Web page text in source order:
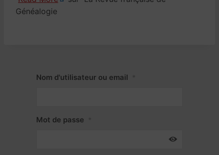
Généalogie
Nom d'utilisateur ou email
Mot de passe